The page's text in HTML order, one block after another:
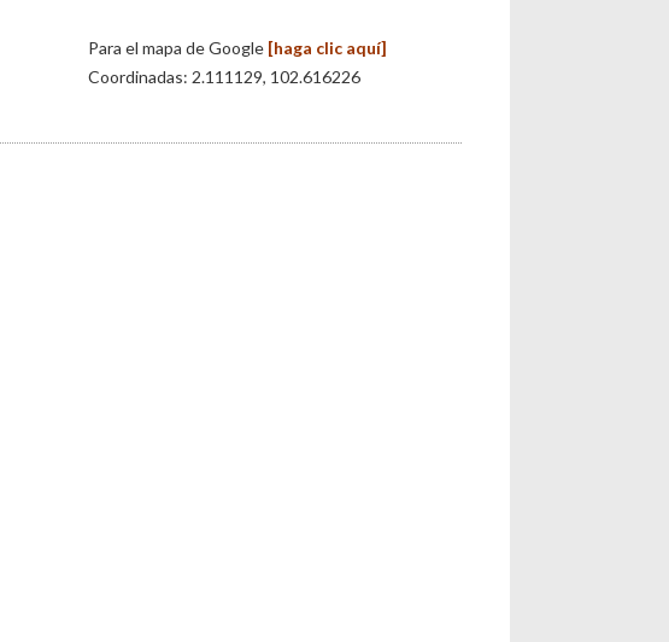
Para el mapa de Google [haga clic aquí]
Coordinadas: 2.111129, 102.616226